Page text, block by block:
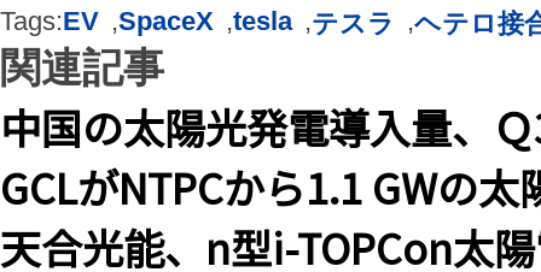
Tags:EV ,SpaceX ,tesla ,テスラ ,ヘテロ接
関連記事
中国の太陽光発電導入量、
GCLがNTPCから1.1 GWの
天合光能、n型i-TOPCon太